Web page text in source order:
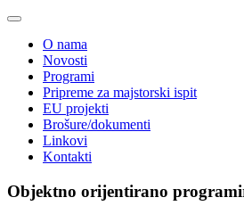
O nama
Novosti
Programi
Pripreme za majstorski ispit
EU projekti
Brošure/dokumenti
Linkovi
Kontakti
Objektno orijentirano